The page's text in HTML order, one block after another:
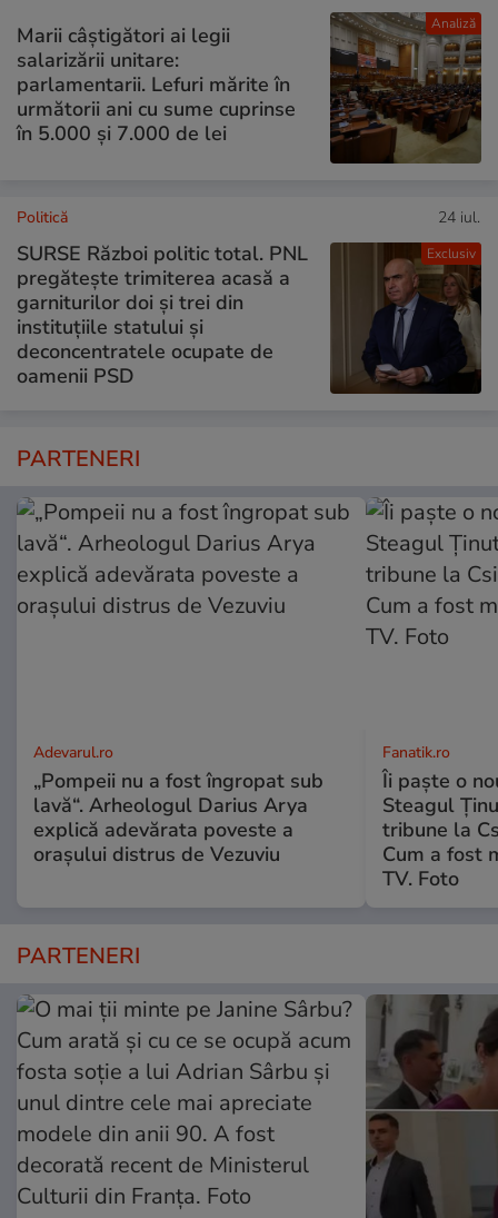
Analiză
Marii câștigători ai legii
salarizării unitare:
parlamentarii. Lefuri mărite în
următorii ani cu sume cuprinse
în 5.000 și 7.000 de lei
Exclusiv
Politică 24 iul.
SURSE Război politic total. PNL
pregătește trimiterea acasă a
garniturilor doi și trei din
instituțiile statului și
deconcentratele ocupate de
oamenii PSD
PARTENERI
Adevarul.ro
„Pompeii nu a fost îngropat sub
lavă“. Arheologul Darius Arya
explică adevărata poveste a
orașului distrus de Vezuviu
Fanatik.ro
Îi paște o
Steagul
tribune la
Cum a fost
TV. Foto
PARTENERI